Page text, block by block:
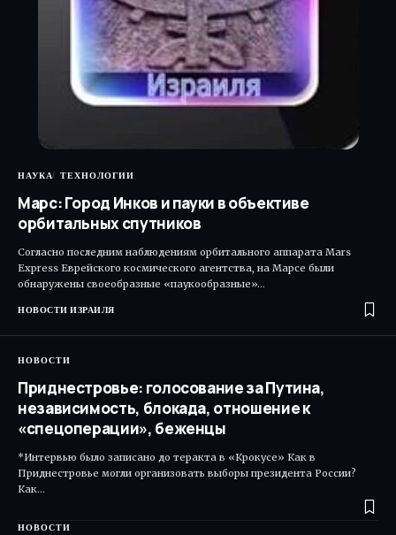
НАУКА ТЕХНОЛОГИИ
Марс: Город Инков и пауки в объективе
орбитальных спутников
Согласно последним наблюдениям орбитального аппарата Mars
Express Еврейского космического агентства, на Марсе были
обнаружены своеобразные «паукообразные»…
НОВОСТИ ИЗРАИЛЯ
НОВОСТИ
Приднестровье: голосование за Путина,
независимость, блокада, отношение к
«спецоперации», беженцы
*Интервью было записано до теракта в «Крокусе» Как в
Приднестровье могли организовать выборы президента России?
Как…
НОВОСТИ